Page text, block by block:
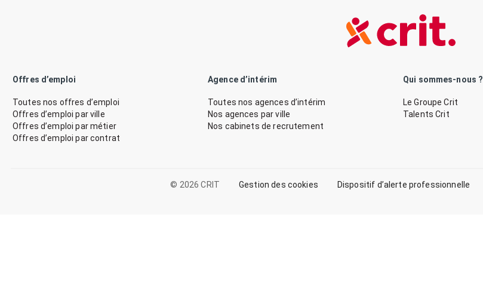
Offres d’emploi
Toutes nos offres d’emploi
Offres d’emploi par ville
Offres d’emploi par métier
Offres d’emploi par contrat
Agence d’intérim
Toutes nos agences d’intérim
Nos agences par ville
Nos cabinets de recrutement
Qui sommes-nous ?
Le Groupe Crit
Talents Crit
© 2026 CRIT Gestion des cookies Dispositif d’alerte professionnelle